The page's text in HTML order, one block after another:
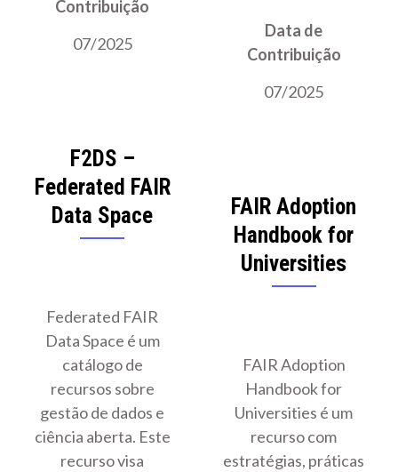
Contribuição
07/2025
Data de
Contribuição
07/2025
F2DS –
Federated FAIR
Data Space
Federated FAIR
Data Space é um
catálogo de
recursos sobre
gestão de dados e
ciência aberta. Este
recurso visa
FAIR Adoption
Handbook for
Universities
FAIR Adoption
Handbook for
Universities é um
recurso com
estratégias, práticas